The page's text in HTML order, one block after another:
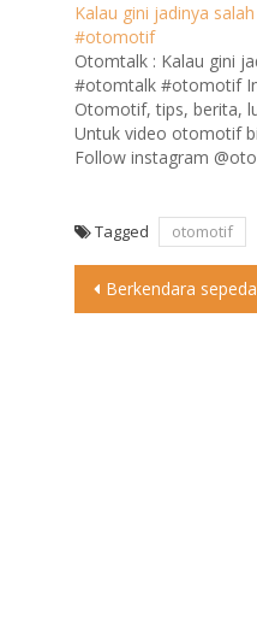
Kalau gini jadinya
#otomotif
Otomtalk : Kalau gini
#otomtalk #otomotif
Otomotif, tips, berita,
Untuk video otomotif
Follow instagram
www.medantalk.com
Tagged otomotif
Post
Berkendara sepeda motor kini sudah menjadi bagian dari